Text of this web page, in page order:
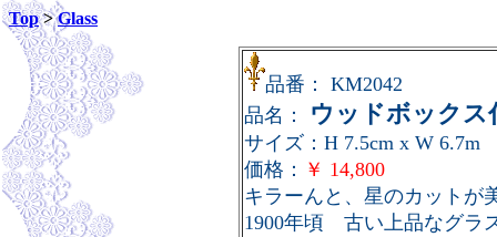
Top>Glass
品番： KM2042
品名：
ウッドボック
サイズ：H 7.5cm x W 6.7m
価格： ￥ 14,800
キラーんと、星のカットが
1900年頃 古い上品なグラ